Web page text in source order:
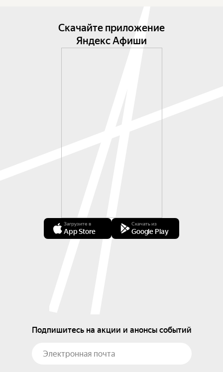
Скачайте приложение
Яндекс Афиши
Загрузите в
App Store
Скачать из
Google Play
Подпишитесь на акции и анонсы событий